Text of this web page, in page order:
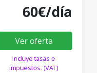
60€/día
Ver oferta
Incluye tasas e
impuestos. (VAT)